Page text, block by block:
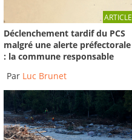
ARTICLE
Déclenchement tardif du PCS
malgré une alerte préfectorale
: la commune responsable
Par Luc Brunet